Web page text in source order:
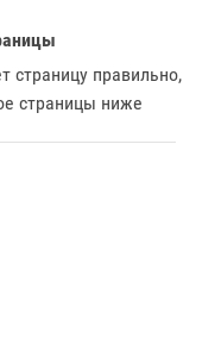
страницу правильно,
страницы ниже